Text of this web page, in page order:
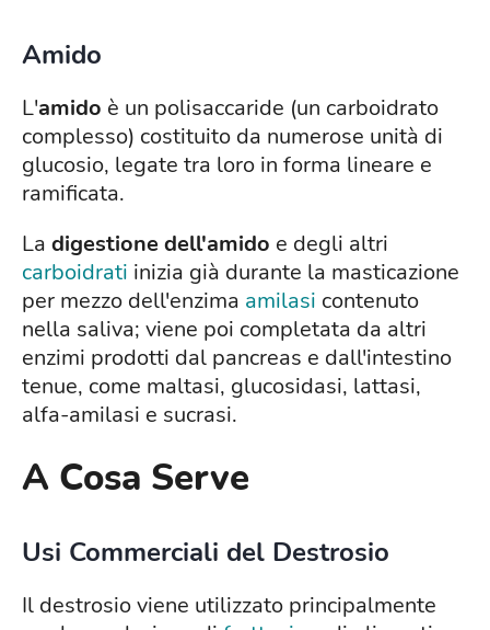
Amido
L'amido è un polisaccaride (un carboidrato
complesso) costituito da numerose unità di
glucosio, legate tra loro in forma lineare e
ramificata.
La digestione dell'amido e degli altri
carboidrati inizia già durante la masticazione
per mezzo dell'enzima amilasi contenuto
nella saliva; viene poi completata da altri
enzimi prodotti dal pancreas e dall'intestino
tenue, come maltasi, glucosidasi, lattasi,
alfa-amilasi e sucrasi.
A Cosa Serve
Usi Commerciali del Destrosio
Il destrosio viene utilizzato principalmente